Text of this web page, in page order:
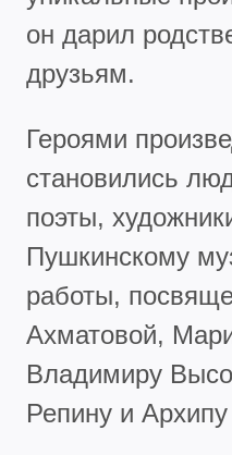
он дарил
друзьям.
Героями
становились
поэты,
Пушкинскому
работы,
Ахматовой,
Владимиру
Репину и